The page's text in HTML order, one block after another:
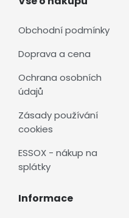
Obchodní podmínky
Doprava a cena
Ochrana osobních
údajů
Zásady používání
cookies
ESSOX - nákup na
splátky
Informace